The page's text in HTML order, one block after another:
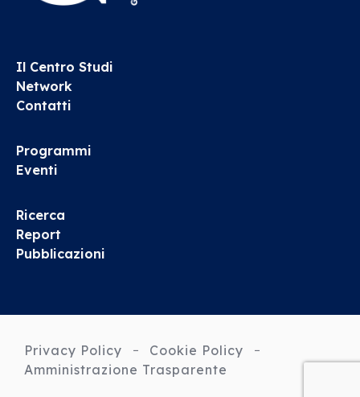
Il Centro Studi
Network
Contatti
Programmi
Eventi
Ricerca
Report
Pubblicazioni
Privacy Policy
Cookie Policy
Amministrazione Trasparente